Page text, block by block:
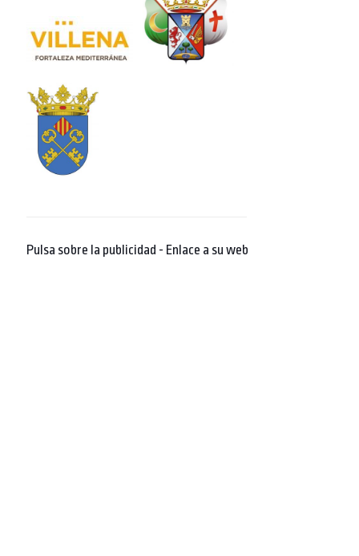
Pulsa sobre la publicidad - Enlace a su web